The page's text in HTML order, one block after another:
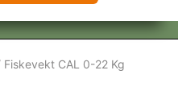
Fiskevekt CAL 0-22 Kg